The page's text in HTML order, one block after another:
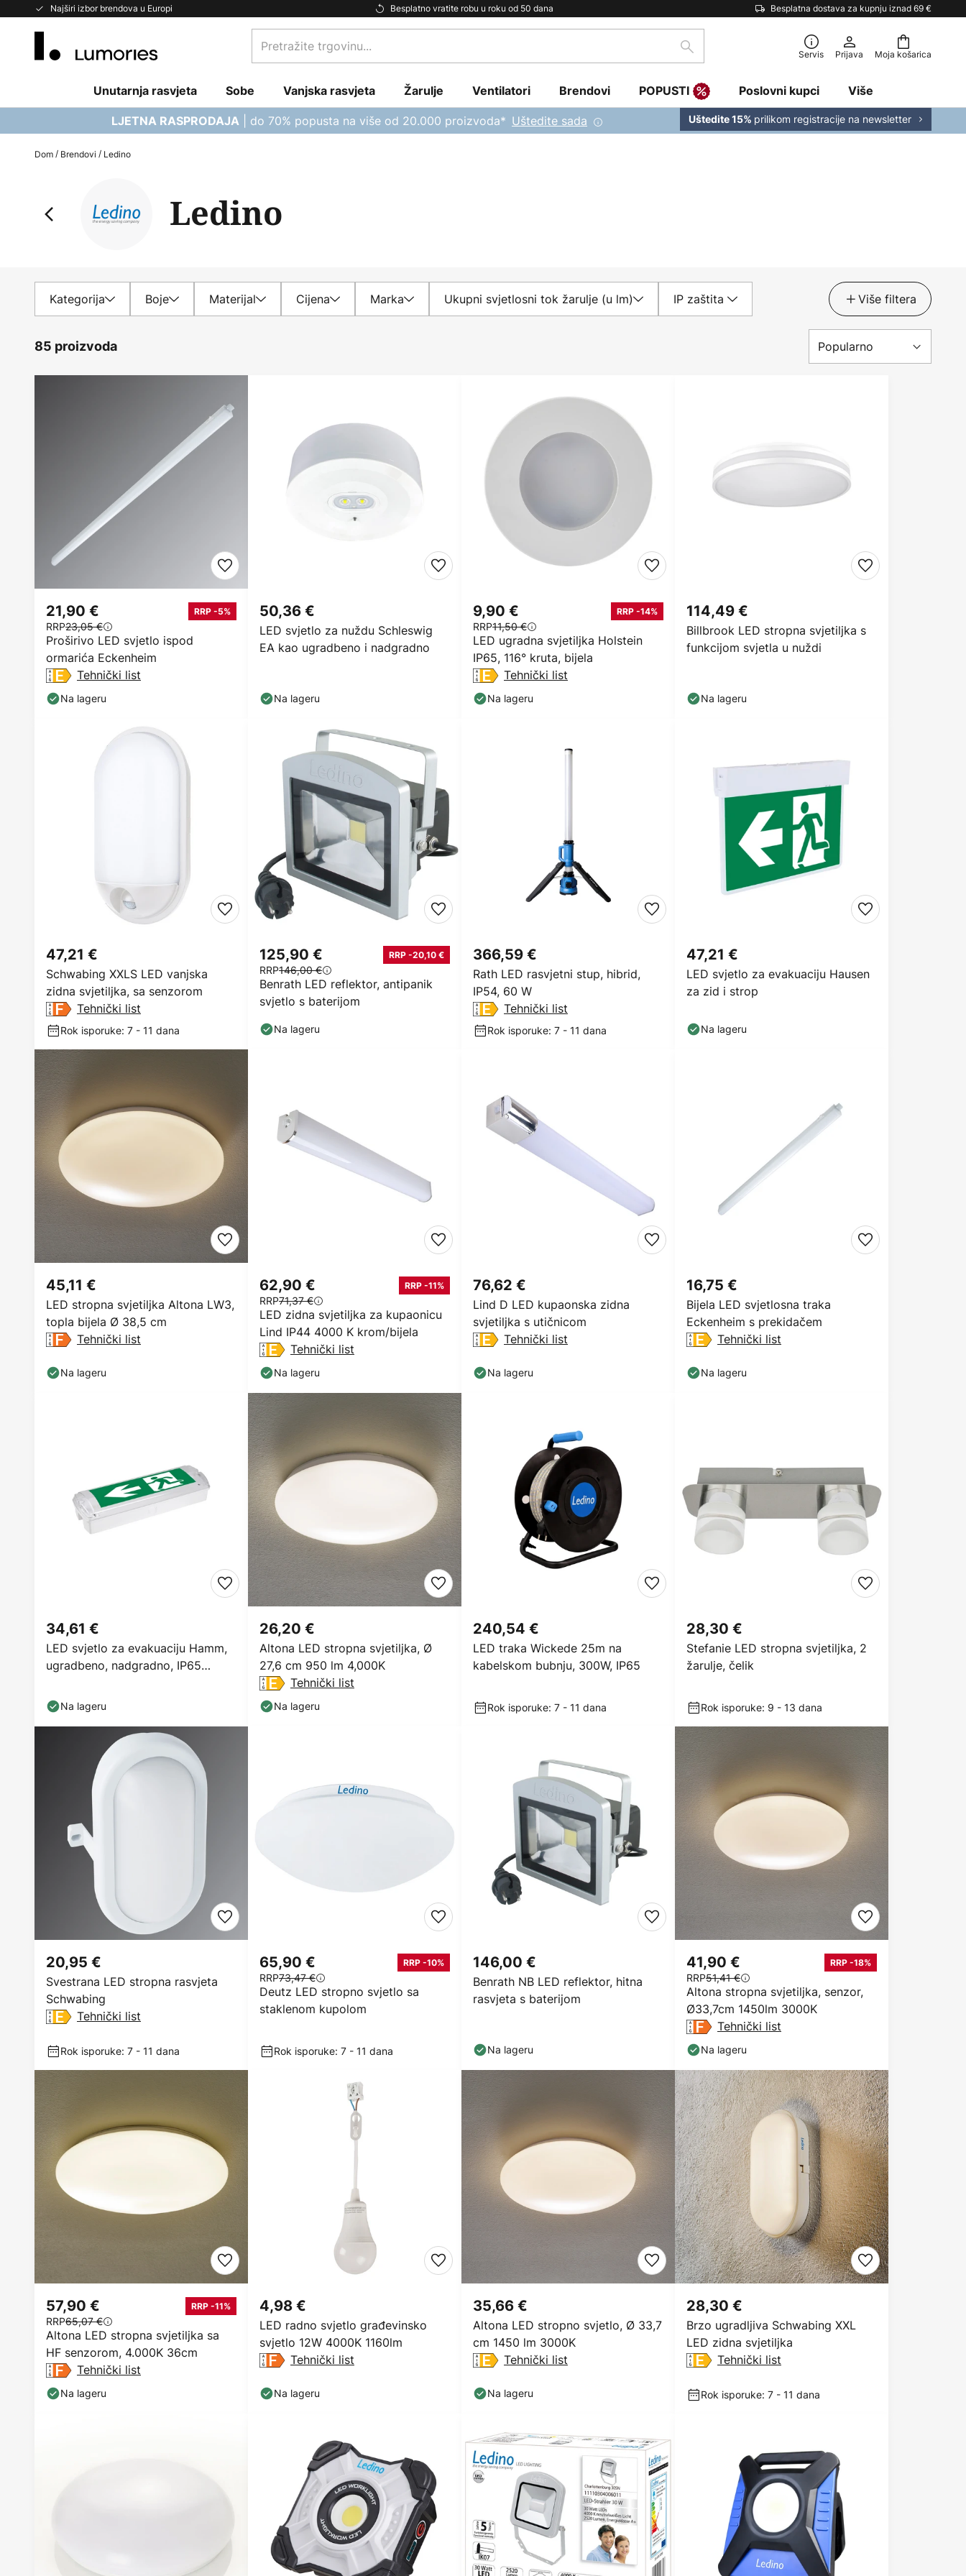
Najširi izbor brendova u Europi Besplatno vratite robu u roku od 50 dana Besplatna dostava za kupnju iznad 69 €
Skip
Moja košarica
Pretražite
trgovinu...
traži Servis Prijava
Unutarnja rasvjeta Sobe Vanjska rasvjeta Žarulje Ventilatori Brendovi POPUSTI Poslovni kupci Više
LJETNA RASPRODAJA | do 70% popusta na više od 20.000 proizvoda* Uštedite sada Uštedite 15% prilikom registracije na newsletter
Dom Brendovi Ledino
Ledino
Kategorija Boje Materijal Cijena Marka Ukupni svjetlosni tok žarulje (u lm) IP zaštita Više filtera
85 proizvoda
Proširivo LED svjetlo ispod
ormarića Eckenheim
21,90 € RRP -5%
RRP23,05 €
Tehnički list
Na lageru
LED svjetlo za nuždu Schleswig
EA kao ugradbeno i nadgradno
50,36 €
Na lageru
LED ugradna svjetiljka Holstein
IP65, 116° kruta, bijela
9,90 € RRP -14%
RRP11,50 €
Tehnički list
Na lageru
Billbrook LED stropna svjetiljka s
funkcijom svjetla u nuždi
114,49 €
Na lageru
Schwabing XXLS LED vanjska
zidna svjetiljka, sa senzorom
47,21 €
Tehnički list
Rok isporuke: 7 - 11 dana
Benrath LED reflektor, antipanik
svjetlo s baterijom
125,90 € RRP -20,10 €
RRP146,00 €
Na lageru
Rath LED rasvjetni stup, hibrid,
IP54, 60 W
366,59 €
Tehnički list
Rok isporuke: 7 - 11 dana
LED svjetlo za evakuaciju Hausen
za zid i strop
47,21 €
Na lageru
LED stropna svjetiljka Altona LW3,
topla bijela Ø 38,5 cm
45,11 €
Tehnički list
Na lageru
LED zidna svjetiljka za kupaonicu
Lind IP44 4000 K krom/bijela
62,90 € RRP -11%
RRP71,37 €
Tehnički list
Na lageru
Lind D LED kupaonska zidna
svjetiljka s utičnicom
76,62 €
Tehnički list
Na lageru
Bijela LED svjetlosna traka
Eckenheim s prekidačem
16,75 €
Tehnički list
Na lageru
LED svjetlo za evakuaciju Hamm,
ugradbeno, nadgradno, IP65
34,61 €
Na lageru
Altona LED stropna svjetiljka, Ø
27,6 cm 950 lm 4,000K
26,20 €
Tehnički list
Na lageru
LED traka Wickede 25m na
kabelskom bubnju, 300W, IP65
240,54 €
Rok isporuke: 7 - 11 dana
Stefanie LED stropna svjetiljka, 2
žarulje, čelik
28,30 €
Rok isporuke: 9 - 13 dana
Svestrana LED stropna rasvjeta
Schwabing
20,95 €
Tehnički list
Rok isporuke: 7 - 11 dana
Deutz LED stropno svjetlo sa
staklenom kupolom
65,90 € RRP -10%
RRP73,47 €
Rok isporuke: 7 - 11 dana
Benrath NB LED reflektor, hitna
rasvjeta s baterijom
146,00 €
Na lageru
Altona stropna svjetiljka, senzor,
Ø33,7cm 1450lm 3000K
41,90 € RRP -18%
RRP51,41 €
Tehnički list
Na lageru
Altona LED stropna svjetiljka sa
HF senzorom, 4.000K 36cm
57,90 € RRP -11%
RRP65,07 €
Tehnički list
Na lageru
LED radno svjetlo građevinsko
svjetlo 12W 4000K 1160lm
4,98 €
Tehnički list
Na lageru
Altona LED stropno svjetlo, Ø 33,7
cm 1450 lm 3000K
35,66 €
Tehnički list
Na lageru
Brzo ugradljiva Schwabing XXL
LED zidna svjetiljka
28,30 €
Tehnički list
Rok isporuke: 7 - 11 dana